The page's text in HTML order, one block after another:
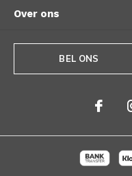
Over ons
BEL ONS